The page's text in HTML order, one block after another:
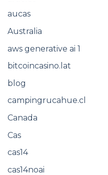
aucas
Australia
aws generative ai 1
bitcoincasino.lat
blog
campingrucahue.cl
Canada
Cas
cas14
cas14noai